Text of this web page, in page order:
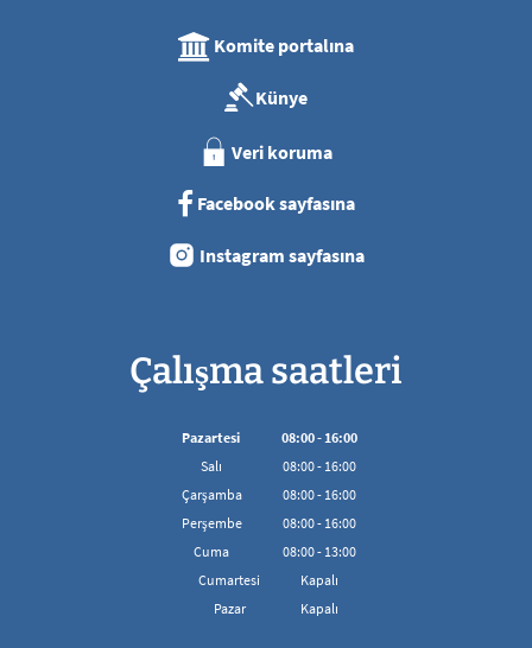
Komite portalına
Künye
Veri koruma
Facebook sayfasına
Instagram sayfasına
Çalışma saatleri
Pazartesi 08:00- 16:00
08:00'den 16:00'ya kadar
Salı 08:00- 16:00
08:00'den 16:00'ya kadar
Çarşamba 08:00- 16:00
08:00'den 16:00'ya kadar
Perşembe 08:00- 16:00
08:00'den 16:00'ya kadar
Cuma 08:00- 13:00
08:00 - 13:00 arası
Cumartesi
Kapalı
Pazar
Kapalı